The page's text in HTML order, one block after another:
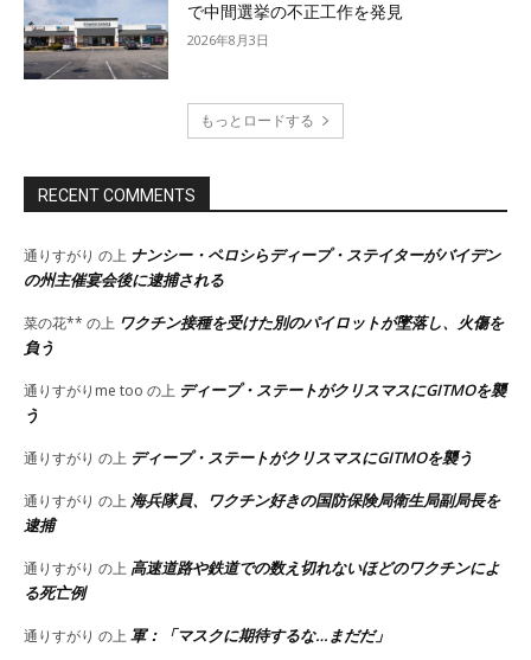
で中間選挙の不正工作を発見
2026年8月3日
もっとロードする
RECENT COMMENTS
通りすがり の上 ナンシー・ペロシらディープ・ステイターがバイデン
の州主催宴会後に逮捕される
菜の花** の上 ワクチン接種を受けた別のパイロットが墜落し、火傷を
負う
通りすがりme too の上 ディープ・ステートがクリスマスにGITMOを襲
う
通りすがり の上 ディープ・ステートがクリスマスにGITMOを襲う
通りすがり の上 海兵隊員、ワクチン好きの国防保険局衛生局副局長を
逮捕
通りすがり の上 高速道路や鉄道での数え切れないほどのワクチンによ
る死亡例
通りすがり の上 軍：「マスクに期待するな…まだだ」